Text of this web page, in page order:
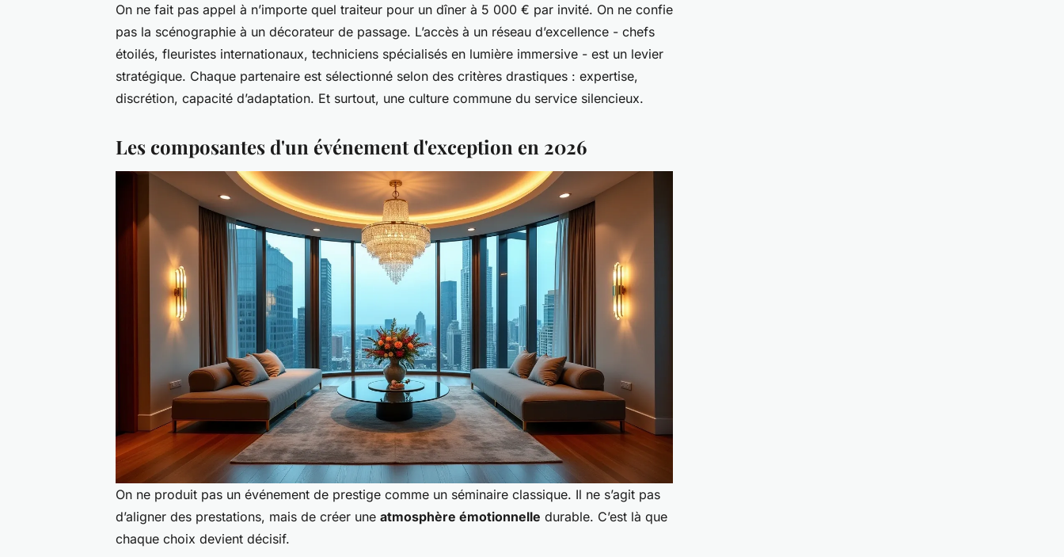
On ne fait pas appel à n’importe quel traiteur pour un dîner à 5 000 € par invité. On ne confie
pas la scénographie à un décorateur de passage. L’accès à un réseau d’excellence - chefs
étoilés, fleuristes internationaux, techniciens spécialisés en lumière immersive - est un levier
stratégique. Chaque partenaire est sélectionné selon des critères drastiques : expertise,
discrétion, capacité d’adaptation. Et surtout, une culture commune du service silencieux.
Les composantes d'un événement d'exception en 2026
On ne produit pas un événement de prestige comme un séminaire classique. Il ne s’agit pas
d’aligner des prestations, mais de créer une atmosphère émotionnelle durable. C’est là que
chaque choix devient décisif.